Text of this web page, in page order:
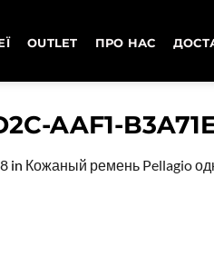
OUTLET ПРО НАС
AAF1-
in Кожаный ремень Pellagio